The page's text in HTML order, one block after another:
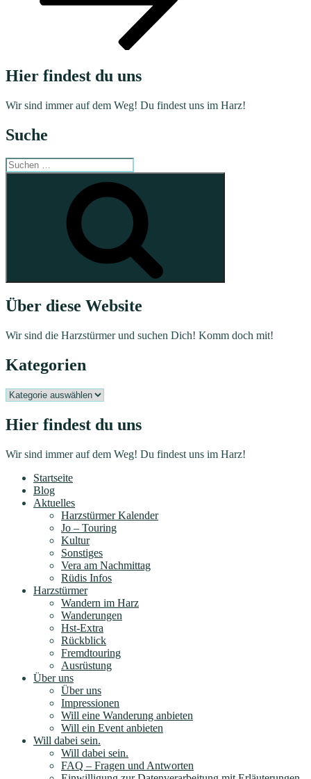
Hier findest du uns
Wir sind immer auf dem Weg! Du findest uns im Harz!
Suche
Suchen
nach:
Über diese Website
Wir sind die Harzstürmer und suchen Dich! Komm doch mit!
Kategorien
Kategorien
Hier findest du uns
Wir sind immer auf dem Weg! Du findest uns im Harz!
Startseite
Blog
Aktuelles
Harzstürmer Kalender
Jo – Touring
Kultur
Sonstiges
Vera am Nachmittag
Rüdis Infos
Harzstürmer
Wandern im Harz
Wanderungen
Hst-Extra
Rückblick
Fremdtouring
Ausrüstung
Über uns
Über uns
Impressionen
Will eine Wanderung anbieten
Will ein Event anbieten
Will dabei sein.
Will dabei sein.
FAQ – Fragen und Antworten